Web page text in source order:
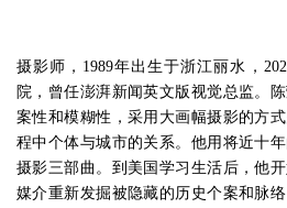
摄影师，1989年出生于浙江丽水，
院，曾任澎湃新闻英文版视觉总监。
案性和模糊性，采用大画幅摄影的方
程中个体与城市的关系。他用将近十
摄影三部曲。到美国学习生活后，他
媒介重新发掘被隐藏的历史个案和脉